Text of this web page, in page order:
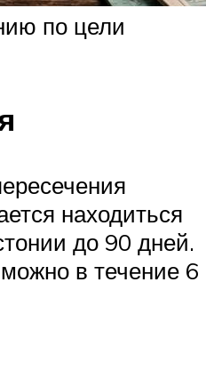
по цели
находиться
до 90 дней.
в течение 6